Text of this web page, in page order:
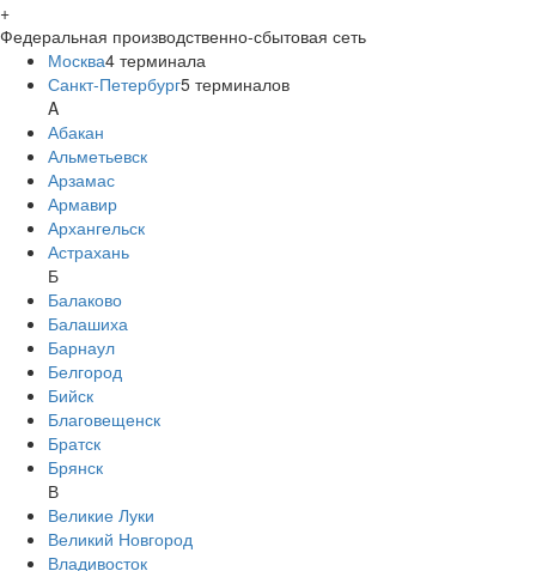
+
Федеральная производственно-сбытовая сеть
Москва4 терминала
Санкт-Петербург5 терминалов
A
Абакан
Альметьевск
Арзамас
Армавир
Архангельск
Астрахань
Б
Балаково
Балашиха
Барнаул
Белгород
Бийск
Благовещенск
Братск
Брянск
В
Великие Луки
Великий Новгород
Владивосток